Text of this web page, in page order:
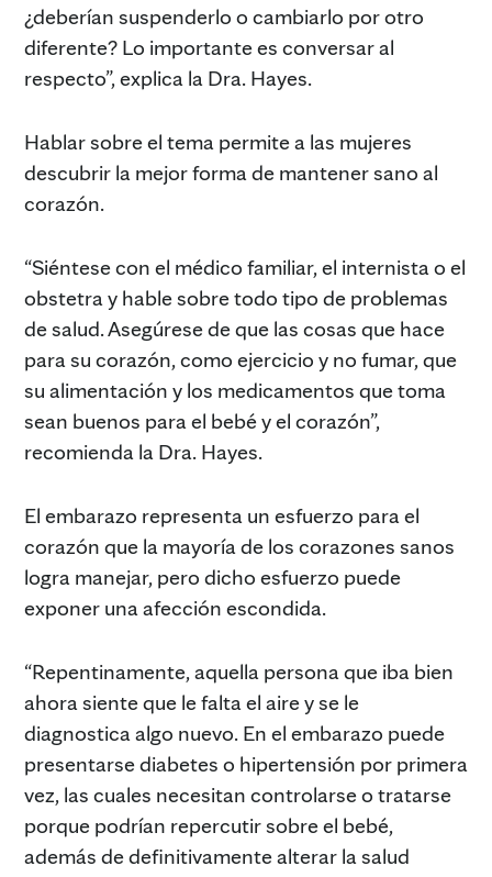
¿deberían suspenderlo o cambiarlo por otro
diferente? Lo importante es conversar al
respecto”, explica la Dra. Hayes.
Hablar sobre el tema permite a las mujeres
descubrir la mejor forma de mantener sano al
corazón.
“Siéntese con el médico familiar, el internista o el
obstetra y hable sobre todo tipo de problemas
de salud. Asegúrese de que las cosas que hace
para su corazón, como ejercicio y no fumar, que
su alimentación y los medicamentos que toma
sean buenos para el bebé y el corazón”,
recomienda la Dra. Hayes.
El embarazo representa un esfuerzo para el
corazón que la mayoría de los corazones sanos
logra manejar, pero dicho esfuerzo puede
exponer una afección escondida.
“Repentinamente, aquella persona que iba bien
ahora siente que le falta el aire y se le
diagnostica algo nuevo. En el embarazo puede
presentarse diabetes o hipertensión por primera
vez, las cuales necesitan controlarse o tratarse
porque podrían repercutir sobre el bebé,
además de definitivamente alterar la salud